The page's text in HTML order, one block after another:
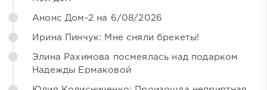
Анонс Дом-2 на 6/08/2026
Ирина Пинчук: Мне сняли брекеты!
Элина Рахимова посмеялась над подарком
Надежды Ермаковой